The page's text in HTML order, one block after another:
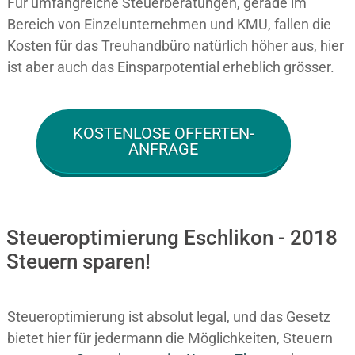
Bereich von Einzelunternehmen und KMU, fallen die
Kosten für das Treuhandbüro natürlich höher aus, hier
ist aber auch das Einsparpotential erheblich grösser.
KOSTENLOSE OFFERTEN-
ANFRAGE
Steueroptimierung Eschlikon - 2018
Steuern sparen!
Steueroptimierung ist absolut legal, und das Gesetz
bietet hier für jedermann die Möglichkeiten, Steuern